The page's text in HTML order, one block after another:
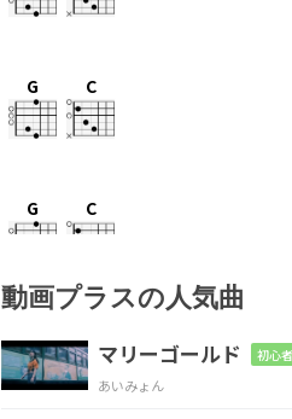
G C
G C
動画プラスの人気曲
マリーゴールド 初心
あいみょん